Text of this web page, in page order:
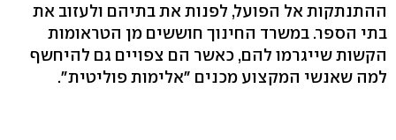
ההתנתקות אל הפועל, לפנות את בתיהם ולעזוב את
בתי הספר. במשרד החינוך חוששים מן הטראומות
הקשות שייגרמו להם, כאשר הם צפויים גם להיחשף
למה שאנשי המקצוע מכנים "אלימות פוליטית".